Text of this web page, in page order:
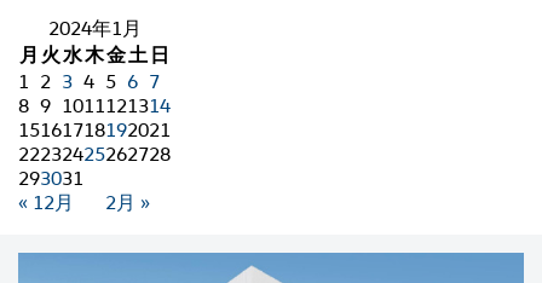
2024年1月
月 火水木金土 日
« 12月 2月 »
1 2 3 4 5 6 7
8 9 1011121314
15161718192021
22232425262728
293031